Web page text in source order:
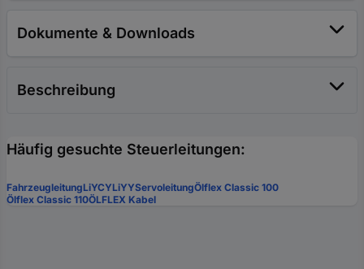
Dokumente & Downloads
Beschreibung
Häufig gesuchte Steuerleitungen:
FahrzeugleitungLiYCYLiYYServoleitungÖlflex Classic 100
Ölflex Classic 110ÖLFLEX Kabel